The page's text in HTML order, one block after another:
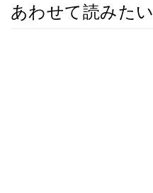
あわせて読みたい